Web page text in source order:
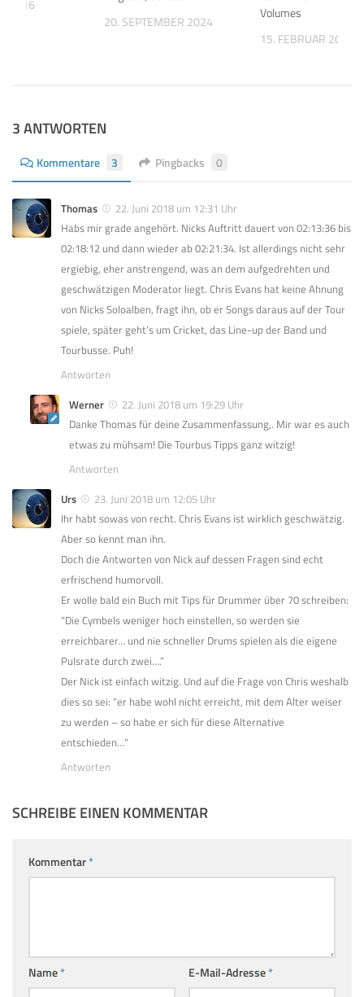
20. SEPTEMBER 2024
Volumes
15. FEBRUAR 2017
2016
3 ANTWORTEN
Kommentare 3 Pingbacks 0
Thomas
22. Juni 2018 um 12:31 Uhr
Habs mir grade angehört. Nicks Auftritt dauert von 02:13:36 bis
02:18:12 und dann wieder ab 02:21:34. Ist allerdings nicht sehr
ergiebig, eher anstrengend, was an dem aufgedrehten und
geschwätzigen Moderator liegt. Chris Evans hat keine Ahnung
von Nicks Soloalben, fragt ihn, ob er Songs daraus auf der Tour
spiele, später geht’s um Cricket, das Line-up der Band und
Tourbusse. Puh!
Antworten
Werner
22. Juni 2018 um 19:29 Uhr
Danke Thomas für deine Zusammenfassung,. Mir war es auch
etwas zu mühsam! Die Tourbus Tipps ganz witzig!
Antworten
Urs
23. Juni 2018 um 12:05 Uhr
Ihr habt sowas von recht. Chris Evans ist wirklich geschwätzig.
Aber so kennt man ihn.
Doch die Antworten von Nick auf dessen Fragen sind echt
erfrischend humorvoll.
Er wolle bald ein Buch mit Tips für Drummer über 70 schreiben:
“Die Cymbels weniger hoch einstellen, so werden sie
erreichbarer… und nie schneller Drums spielen als die eigene
Pulsrate durch zwei….”
Der Nick ist einfach witzig. Und auf die Frage von Chris weshalb
dies so sei: “er habe wohl nicht erreicht, mit dem Alter weiser
zu werden – so habe er sich für diese Alternative
entschieden…”
Antworten
SCHREIBE EINEN KOMMENTAR
Kommentar*
Name* E-Mail-Adresse*